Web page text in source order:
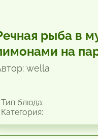
рыба в
на
wella
блюда: